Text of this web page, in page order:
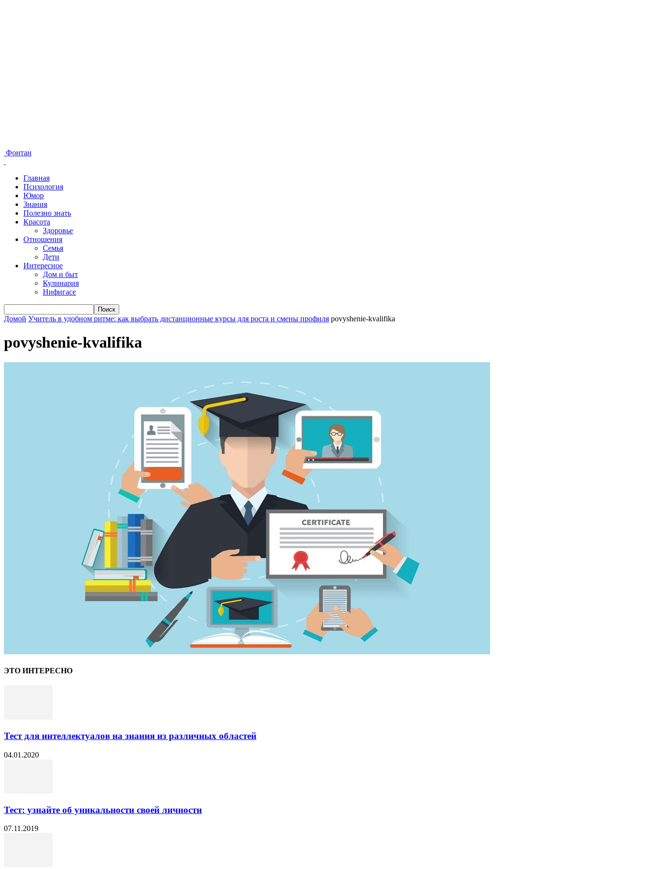
Фонтан
Главная
Психология
Юмор
Знания
Полезно знать
Красота
Здоровье
Отношения
Семья
Дети
Интересное
Дом и быт
Кулинария
Нифигасе
Домой Учитель в удобном ритме: как выбрать дистанционные курсы для роста и смены профиля povyshenie-kvalifika
povyshenie-kvalifika
ЭТО ИНТЕРЕСНО
Тест для интеллектуалов на знания из различных областей
04.01.2020
Тест: узнайте об уникальности своей личности
07.11.2019